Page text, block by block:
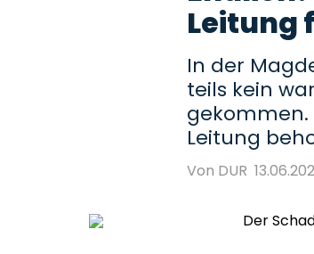
Leitung
In der
teils kein
gekommen.
Leitung
Von DUR